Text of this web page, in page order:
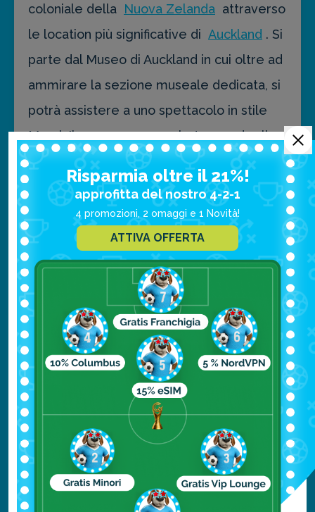
coloniale della Nuova Zelanda attraverso
le location più significative di Auckland . Si
parte dal Museo di Auckland in cui oltre ad
ammirare la sezione museale dedicata, si
potrà assistere a uno spettacolo in stile
Maori. Il percorso segue le tracce degli
indigeni nei luoghi più selvaggi, a partire
dagli antichi vulcani su cui la città è stata
costruita, passando nella foresta indigena
di Tiriwa e spostandosi a Te Taihauauru, la
famosa spiaggia di sabbia nera, fino a
Takarunga, il monte Victoria in Devonport,
luogo in cui si è fermato Patuone, uno dei
firmatari del documento che ha sancito la
fondazione della
Nuova Zelanda .
Waitomo Caves Tour:Per chi sosta ad
Auckland è da non perdere la visita alle
suggestive grotte nei pressi di Waitomo, a
un paio d'ore dalla città. Il vero spettacolo,
oltre alle suggestive stalattiti e stalagmiti
Risparmia oltre il 21%!
approfitta del nostro 4-2-1
4 promozioni, 2 omaggi e 1 Novità!
ATTIVA OFFERTA